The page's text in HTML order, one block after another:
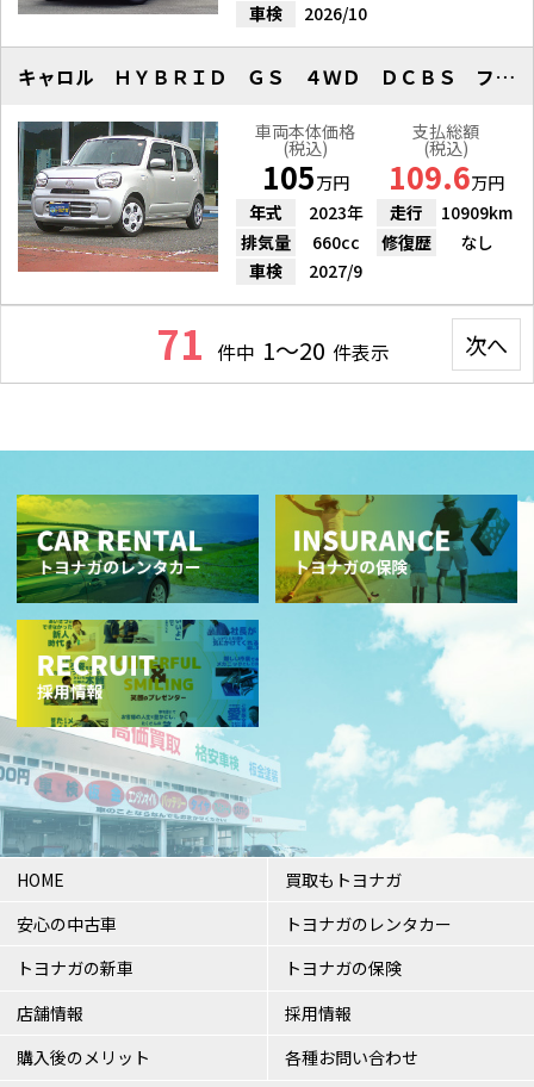
車検
2026/10
キャロル ＨＹＢＲＩＤ ＧＳ ４ＷＤ ＤＣＢＳ フルセグナビ Ｂカメラ
車両本体価格
(税込)
105万円
支払総額
(税込)
109.6万円
年式
2023年 走行
10909km
排気量
660cc 修復歴
なし
車検
2027/9
71 件中 1～20 件表示 次へ
HOME
安心の中古車
トヨナガの新車
店舗情報
購入後のメリット
買取もトヨナガ
トヨナガのレンタカー
トヨナガの保険
採用情報
各種お問い合わせ